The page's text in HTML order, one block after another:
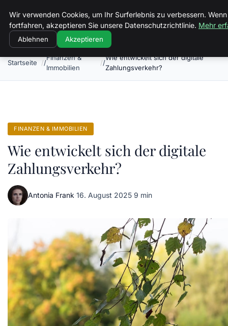
Landkreis Kyffhaeuser
Startseite
Finanzen &
Immobilien
Wie entwickelt sich der digitale
Zahlungsverkehr?
FINANZEN & IMMOBILIEN
Wie entwickelt sich der digitale
Zahlungsverkehr?
Antonia Frank·16. August 2025·9 min
Wir verwenden Cookies, um Ihr Surferlebnis zu verbessern. Wenn
fortfahren, akzeptieren Sie unsere Datenschutzrichtlinie. Mehr
Ablehnen Akzeptieren